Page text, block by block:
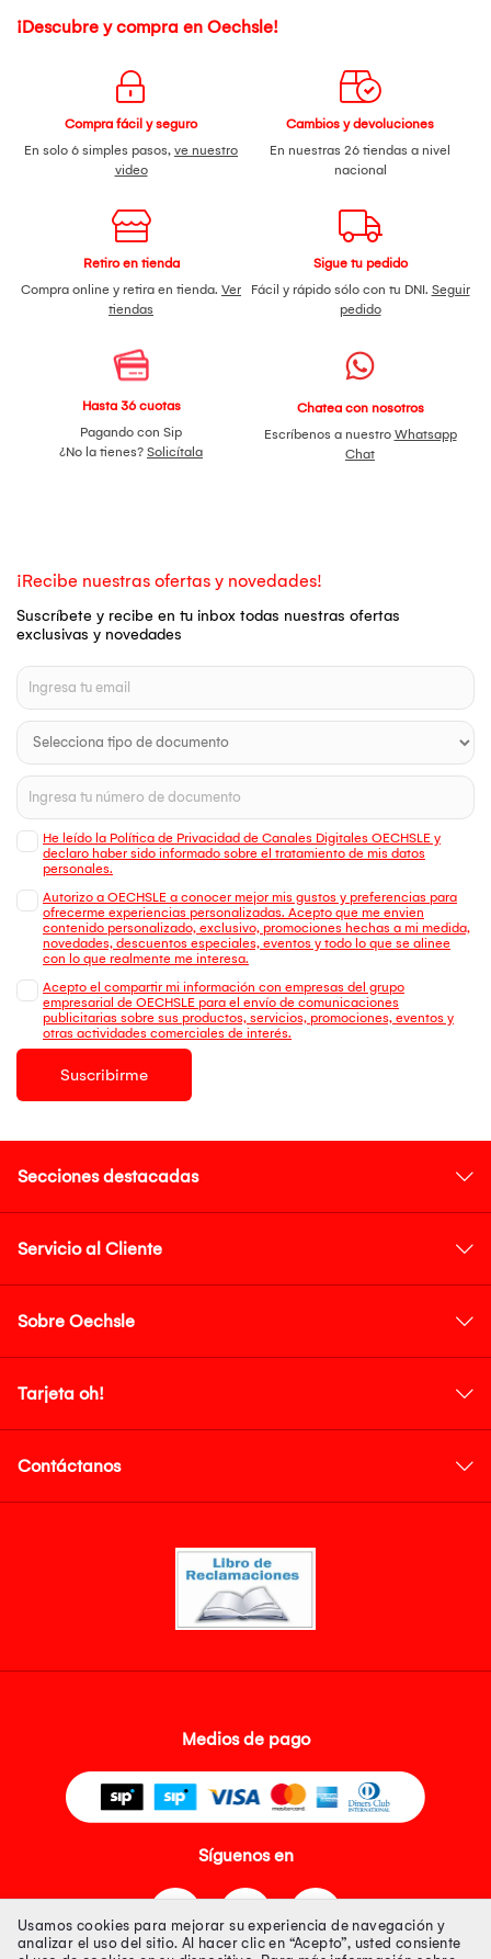
¡Descubre y compra en Oechsle!
Compra fácil y seguro
En solo 6 simples pasos, ve nuestro
video
Cambios y devoluciones
En nuestras 26 tiendas a nivel
nacional
Retiro en tienda
Compra online y retira en tienda. Ver
tiendas
Sigue tu pedido
Fácil y rápido sólo con tu DNI. Seguir
pedido
Hasta 36 cuotas
Pagando con Sip
¿No la tienes? Solicítala
Chatea con nosotros
Escríbenos a nuestro Whatsapp
Chat
¡Recibe nuestras ofertas y novedades!
Suscríbete y recibe en tu inbox todas nuestras ofertas
exclusivas y novedades
He leído la Política de Privacidad de Canales Digitales OECHSLE y
declaro haber sido informado sobre el tratamiento de mis datos
personales.
Autorizo a OECHSLE a conocer mejor mis gustos y preferencias para
ofrecerme experiencias personalizadas. Acepto que me envien
contenido personalizado, exclusivo, promociones hechas a mi medida,
novedades, descuentos especiales, eventos y todo lo que se alinee
con lo que realmente me interesa.
Acepto el compartir mi información con empresas del grupo
empresarial de OECHSLE para el envío de comunicaciones
publicitarias sobre sus productos, servicios, promociones, eventos y
otras actividades comerciales de interés.
Suscribirme
Secciones destacadas
Servicio al Cliente
Sobre Oechsle
Tarjeta oh!
Contáctanos
Medios de pago
Síguenos en
Usamos cookies para mejorar su experiencia de navegación y
analizar el uso del sitio. Al hacer clic en “Acepto”, usted consiente